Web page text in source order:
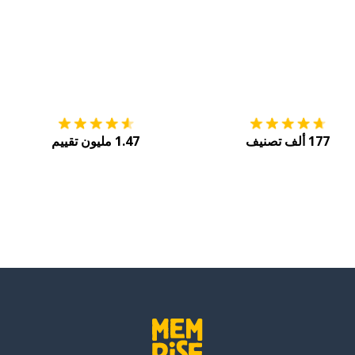
177 ألف تصنيف 1.47 مليون تقييم